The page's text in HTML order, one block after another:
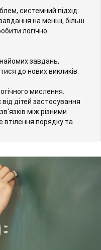
системний підхід:
на менші, більш
логічно
завдань,
до нових викликів.
мислення.
дітей застосування
між різними
втілення порядку та
правильні та
під час
складні явища на
принципи
аналізувати
достовірність
нічого на віру без